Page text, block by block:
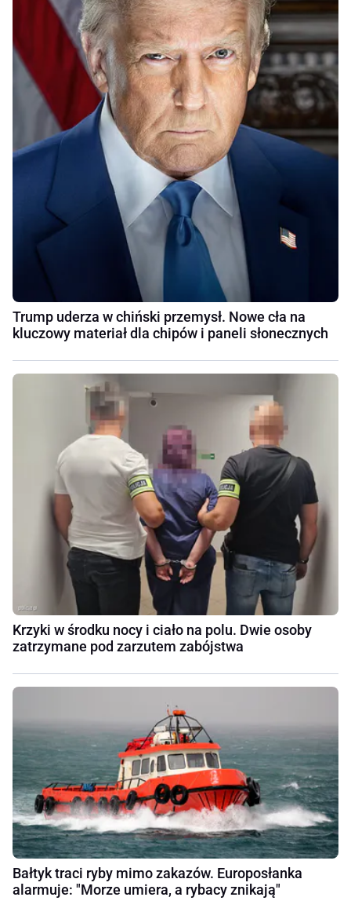
Trump uderza w chiński przemysł. Nowe cła na
kluczowy materiał dla chipów i paneli słonecznych
Krzyki w środku nocy i ciało na polu. Dwie osoby
zatrzymane pod zarzutem zabójstwa
Bałtyk traci ryby mimo zakazów. Europosłanka
alarmuje: "Morze umiera, a rybacy znikają"